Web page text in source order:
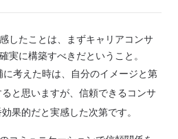
したことは、まずキャリアコンサ
実に構築すべきだということ。
考えた時は、自分のイメージと第
と思いますが、信頼できるコンサ
果的だと実感した次第です。